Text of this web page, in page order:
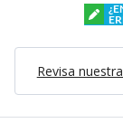
Revisa